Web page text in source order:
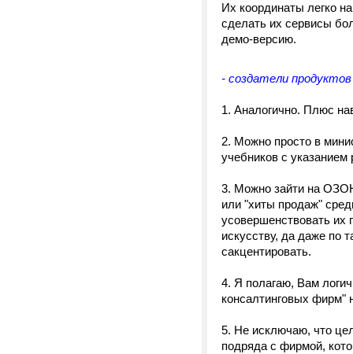
Их координаты легко
сделать их сервисы
демо-версию.
- создатели
1. Аналогично. Плюс
2. Можно просто в
учебников с указанием
3. Можно зайти на
или "хиты продаж"
усовершенствовать
искусству, да даже по
сакцентировать.
4. Я полагаю, Вам
консалтинговых фирм"
5. Не исключаю, что
подряда с фирмой,